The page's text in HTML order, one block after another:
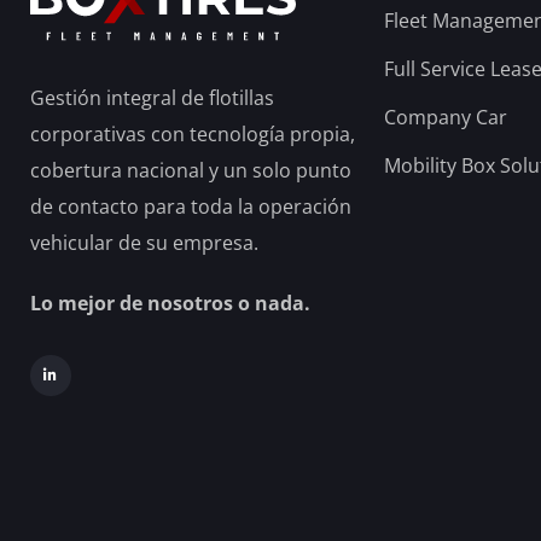
Gestión integral de flotillas
corporativas con tecnología propia,
cobertura nacional y un solo punto
de contacto para toda la operación
vehicular de su empresa.
Lo mejor de nosotros o nada.
Fleet
Full Service Lease
Company Car
Mobility Box